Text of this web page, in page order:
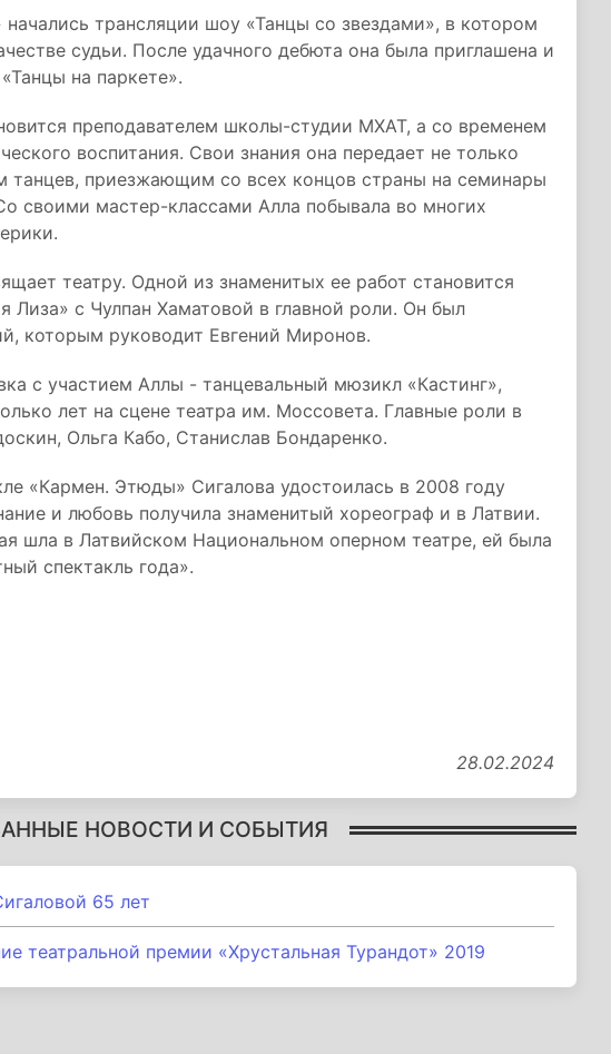
начались трансляции шоу «Танцы со звездами», в котором
судьи. После удачного дебюта она была приглашена и
на паркете».
преподавателем школы-студии МХАТ, а со временем
воспитания. Свои знания она передает не только
танцев, приезжающим со всех концов страны на семинары
своими мастер-классами Алла побывала во многих
театру. Одной из знаменитых ее работ становится
Лиза» с Чулпан Хаматовой в главной роли. Он был
которым руководит Евгений Миронов.
с участием Аллы - танцевальный мюзикл «Кастинг»,
лет на сцене театра им. Моссовета. Главные роли в
Ольга Кабо, Станислав Бондаренко.
«Кармен. Этюды» Сигалова удостоилась в 2008 году
и любовь получила знаменитый хореограф и в Латвии.
шла в Латвийском Национальном оперном театре, ей была
спектакль года».
28.02.2024
НОВОСТИ И СОБЫТИЯ
65 лет
театральной премии «Хрустальная Турандот» 2019